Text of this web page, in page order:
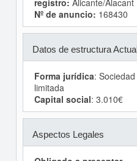
registro: Alicante/Alacant
Nº de anuncio: 168430
Datos de estructura
Forma jurídica: Sociedad
limitada
Capital social: 3.010€
Aspectos Legales